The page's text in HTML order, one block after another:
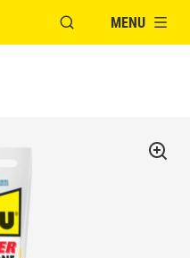
ABRIR JANELA
MENU